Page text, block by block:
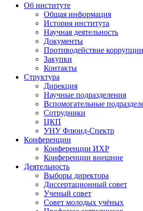
Об институте
Общая информация
История института
Научная деятельность
Документы
Противодействие коррупции
Закупки
Контакты
Структура
Дирекция
Научные подразделения
Вспомогательные
Сотрудники
ЦКП
УНУ Флюид-Спектр
Конференции
Конференции ИХР
Конференции внешние
Деятельность
Выборы директора
Диссертационный совет
Ученый совет
Совет молодых учёных